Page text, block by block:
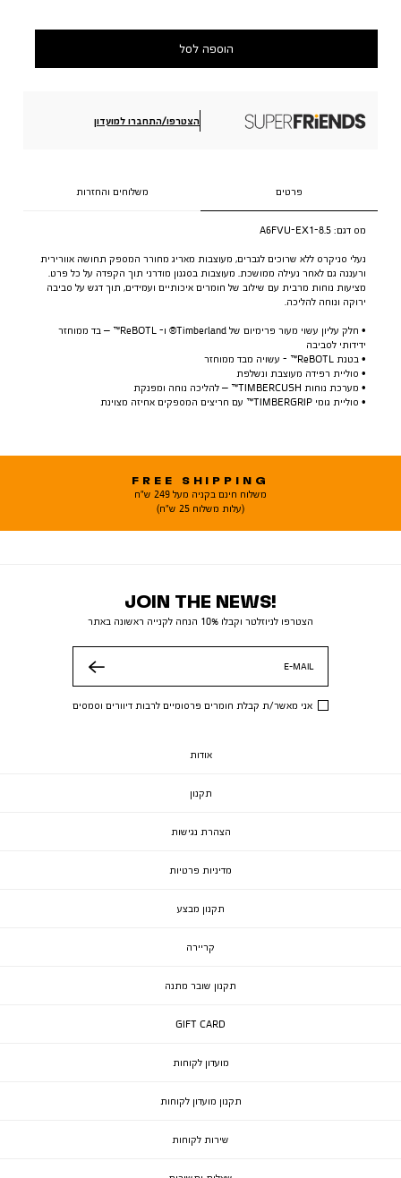
הוספה לסל
הצטרפו/התחברו למועדון
פרטים משלוחים והחזרות
מס דגם: A6FVU-EX1-8.5
נעלי סניקרס ללא שרוכים לגברים, מעוצבות מאריג מחורר המספק תחושה אוורירית
ורעננה גם לאחר נעילה ממושכת. מעוצבות בסגנון מודרני תוך הקפדה על כל פרט.
מציעות נוחות מרבית עם שילוב של חומרים איכותיים ועמידים, תוך דגש על סביבה
ירוקה ונוחה להליכה.
• חלק עליון עשוי מעור פרימיום של Timberland® ו- ReBOTL™ – בד ממוחזר
ידידותי לסביבה
• בטנת ReBOTL™ - עשויה מבד ממוחזר
• סוליית רפידה מעוצבת ונשלפת
• מערכת נוחות TIMBERCUSH™ – להליכה נוחה ומפנקת
• סוליית גומי TIMBERGRIP™ עם חריצים המספקים אחיזה מצוינת
FREE SHIPPING
משלוח חינם בקניה מעל 249 ש"ח
(עלות משלוח 25 ש"ח)
JOIN THE NEWS!
הצטרפו לניוזלטר וקבלו 10% הנחה לקנייה ראשונה באתר
E-MAIL
אני מאשר/ת קבלת חומרים פרסומיים לרבות דיוורים וסמסים
אודות
תקנון
הצהרת נגישות
מדיניות פרטיות
תקנון מבצע
קריירה
תקנון שובר מתנה
GIFT CARD
מועדון לקוחות
תקנון מועדון לקוחות
שירות לקוחות